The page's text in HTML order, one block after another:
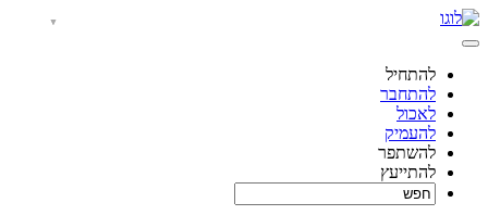
להתחיל
להתחבר
לאכול
להעמיק
להשתפר
להתייעץ